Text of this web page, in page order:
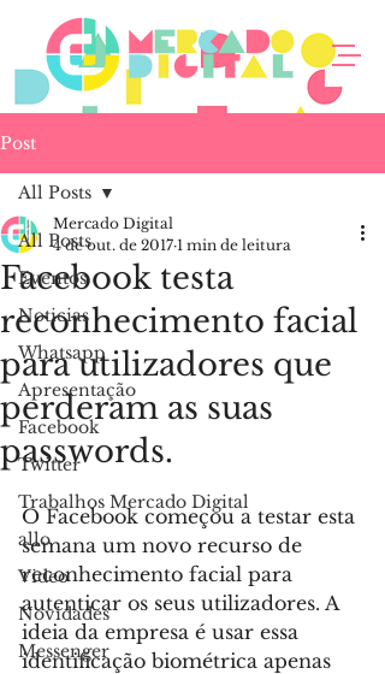
Post
All Posts
Eventos
Noticias
Whatsapp
Apresentação
Facebook
Twitter
Trabalhos Mercado Digital
allo
Video
Novidades
Messenger
All Posts
Facebook testa
reconhecimento facial
para utilizadores que
perderam as suas
passwords.
Mercado Digital
4 de out. de 2017 1 min de leitura
O Facebook começou a testar esta
semana um novo recurso de
reconhecimento facial para
autenticar os seus utilizadores. A
ideia da empresa é usar essa
identificação biométrica apenas